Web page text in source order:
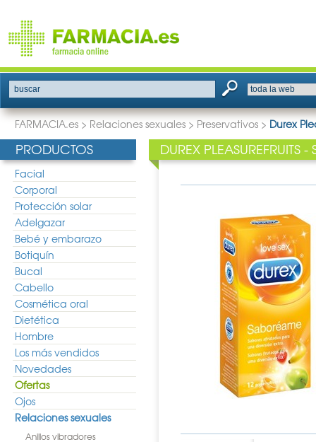
buscar
FARMACIA.es > Relaciones sexuales > Preservativos > Durex
PRODUCTOS
Facial
Corporal
Protección solar
Adelgazar
Bebé y embarazo
Botiquín
Bucal
Cabello
Cosmética oral
Dietética
Hombre
Los más vendidos
Novedades
Ofertas
Ojos
Relaciones sexuales
Anillos vibradores
DUREX PLEASUREFRUITS